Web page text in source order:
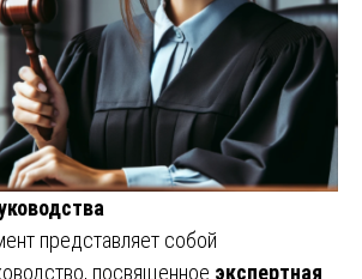
представляет собой
посвященное экспертная